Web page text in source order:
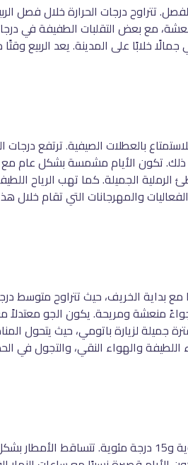
مع بعض التقلبات الطفيفة في
خلابًا على المدينة. يعد الربيع وقتًا
بالعطلات الصيفية. ترتفع درجات
فيها إلى أعلى من ذلك. تكون الأيام مشمسة
الجميلة. كما تهب الرياح
والمهرجانات التي تقام خلال
بداية الخريف، حيث تتراوح متوسط
أجواءً منعشة ومريحة. يكون الجو
جميلة لزيارة باتومي، حيث يتحول
اللطيفة والهواء النقي، والتجول في
في فصل الشتاء، يتميز طقس باتومي بالبرودة والرطوبة، حيث تتراوح درجات الحرارة عادةً بين